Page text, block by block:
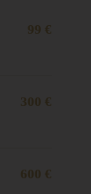
99 €
300 €
600 €